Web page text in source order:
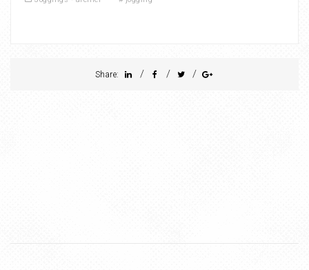
Share: / / /